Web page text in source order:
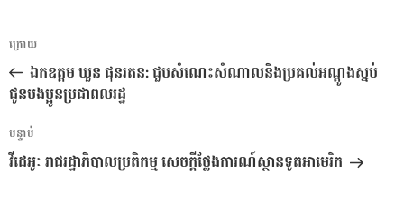
ការ​
នាំទិស​
ប្រកាស
អត្ថបទ
មុន
ក្រោយ
ឯកឧត្តម ឃួន ផុនរតន: ជួបសំណេះសំណាលនិងប្រគល់អណ្តូងស្នប់
ជូនបងប្អូនប្រជាពលរដ្ឋ
អត្ថបទ
បន្ទាប់
បន្ទាប់
វីដេអូៈ រាជរដ្ឋាភិបាលប្រតិកម្ម សេចក្តីថ្លែងការណ៍ស្ថានទូតអាមេរិក